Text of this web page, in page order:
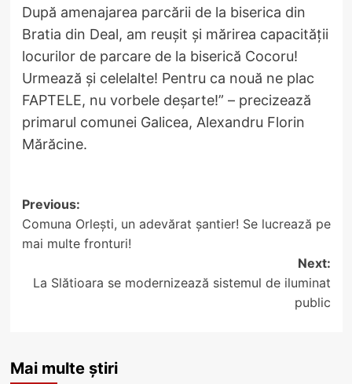
După amenajarea parcării de la biserica din
Bratia din Deal, am reușit și mărirea capacității
locurilor de parcare de la biserică Cocoru!
Urmează și celelalte! Pentru ca nouă ne plac
FAPTELE, nu vorbele deșarte!” – precizează
primarul comunei Galicea, Alexandru Florin
Mărăcine.
Post
navigation
Previous:
Comuna Orlești, un adevărat şantier! Se lucrează pe
mai multe fronturi!
Next:
La Slătioara se modernizează sistemul de iluminat
public
Mai multe știri